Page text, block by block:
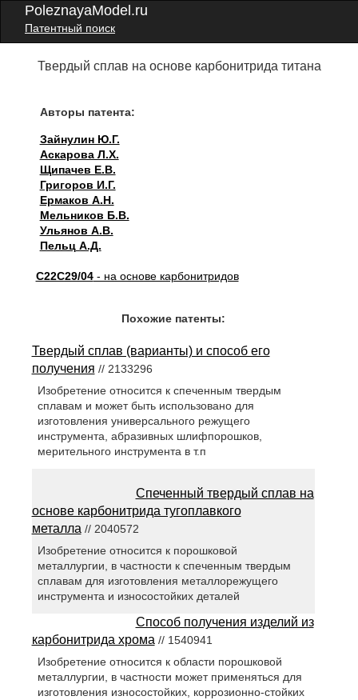
PoleznayaModel.ru
Патентный поиск
Твердый сплав на основе карбонитрида титана
Авторы патента:
Зайнулин Ю.Г.
Аскарова Л.Х.
Щипачев Е.В.
Григоров И.Г.
Ермаков А.Н.
Мельников Б.В.
Ульянов А.В.
Пельц А.Д.
C22C29/04- на основе карбонитридов
Похожие патенты:
Твердый сплав (варианты) и способ его
получения // 2133296
Изобретение относится к спеченным твердым
сплавам и может быть использовано для
изготовления универсального режущего
инструмента, абразивных шлифпорошков,
мерительного инструмента в т.п
Спеченный твердый сплав на
основе карбонитрида тугоплавкого
металла // 2040572
Изобретение относится к порошковой
металлургии, в частности к спеченным твердым
сплавам для изготовления металлорежущего
инструмента и износостойких деталей
Способ получения изделий из
карбонитрида хрома// 1540941
Изобретение относится к области порошковой
металлургии, в частности может применяться для
изготовления износостойких, коррозионно-стойких